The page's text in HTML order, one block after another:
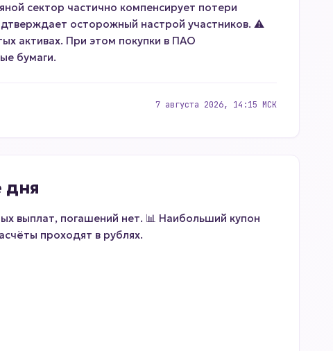
сектор частично компенсирует потери
осторожный настрой участников. ⚠️
активах. При этом покупки в ПАО
бумаги.
7 августа 2026, 14:15 МСК
дня
выплат, погашений нет. 📊 Наибольший купон
проходят в рублях.